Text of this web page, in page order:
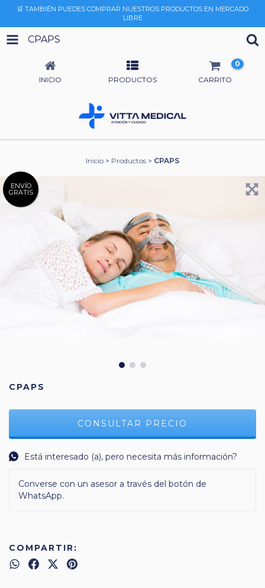
🛒 TAMBIÉN PUEDES COMPRAR NUESTROS PRODUCTOS EN MERCADO
LIBRE
CPAPS
INICIO PRODUCTOS CARRITO
0
Inicio > Productos > CPAPS
ENVÍO
GRATIS
CPAPS
Está interesado (a), pero necesita más información?
Converse con un asesor a través del botón de
WhatsApp.
COMPARTIR: